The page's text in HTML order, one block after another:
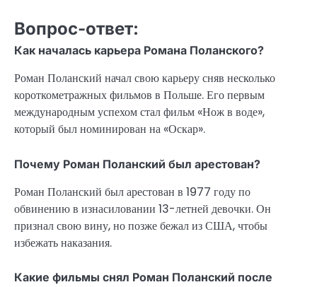
Вопрос-ответ:
Как началась карьера Романа Поланского?
Роман Поланский начал свою карьеру сняв несколько
короткометражных фильмов в Польше. Его первым
международным успехом стал фильм «Нож в воде»,
который был номинирован на «Оскар».
Почему Роман Поланский был арестован?
Роман Поланский был арестован в 1977 году по
обвинению в изнасиловании 13-летней девочки. Он
признал свою вину, но позже бежал из США, чтобы
избежать наказания.
Какие фильмы снял Роман Поланский после